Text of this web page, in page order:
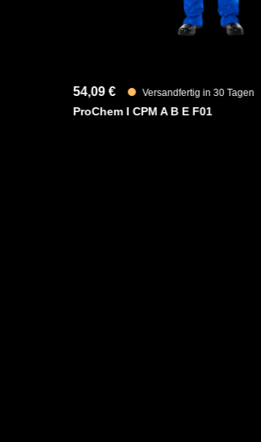
54,09 € Versandfertig in 30 Tagen
ProChem I CPM A B E F01